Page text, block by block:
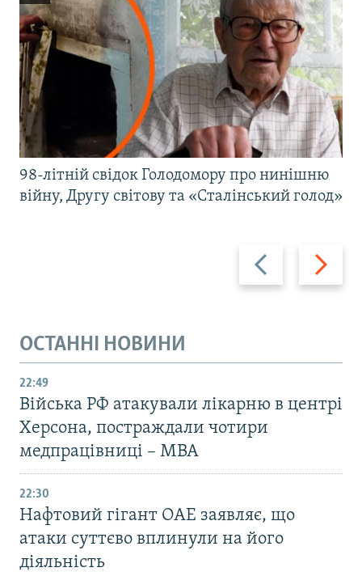
Назад Вперед
98-літній свідок Голодомору про нинішню
війну, Другу світову та «Сталінський голод»
ОСТАННІ НОВИНИ
22:49
Війська РФ атакували лікарню в центрі
Херсона, постраждали чотири
медпрацівниці – МВА
22:30
Нафтовий гігант ОАЕ заявляє, що
атаки суттєво вплинули на його
діяльність